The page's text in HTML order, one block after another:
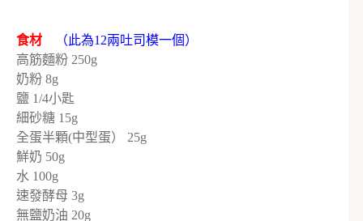
食材
（此為12兩吐司模一個）
高筋麵粉 250g
奶粉 8g
鹽 1/4小匙
細砂糖 15g
全蛋半顆(中型蛋） 25g
鮮奶 50g
水 100g
速發酵母 3g
無鹽奶油 20g